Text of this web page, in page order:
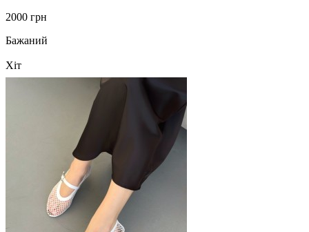
2000 грн
Бажаний
Хіт